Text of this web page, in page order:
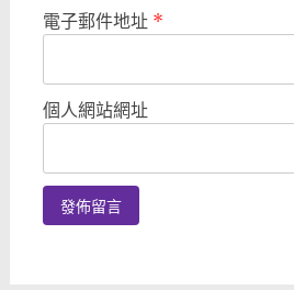
電子郵件地址 *
個人網站網址